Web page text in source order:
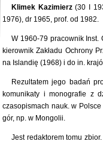
Klimek Kazimierz(30 I
1976), dr 1965, prof. od 1982.
W 1960-79 pracownik Inst.
kierownik Zakładu Ochrony
na Islandię (1968) i do in.
Rezultatem jego badań
komunikaty i monografie z
czasopismach nauk. w
gór, np. w Mongolii.
Jest redaktorem tomu